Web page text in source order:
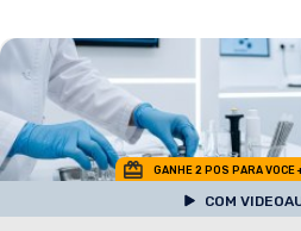
GANHE 2 POS PARA VOCE
COM